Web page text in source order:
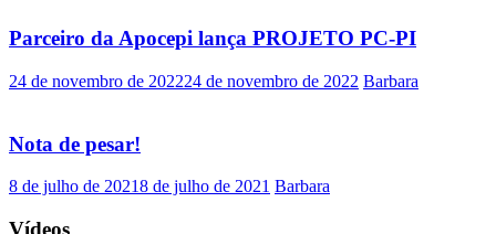
Parceiro da Apocepi lança PROJETO PC-PI
24 de novembro de 202224 de novembro de 2022 Barbara
Nota de pesar!
8 de julho de 20218 de julho de 2021 Barbara
Vídeos